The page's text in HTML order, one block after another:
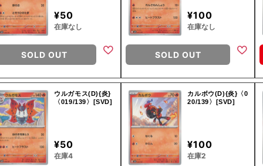
¥50
在庫なし
SOLD OUT
¥100
在庫なし
SOLD OUT
ウルガモス(D){炎}
〈019/139〉[SVD]
¥50
在庫4
カルボウ(D){炎}〈0
20/139〉[SVD]
¥100
在庫2